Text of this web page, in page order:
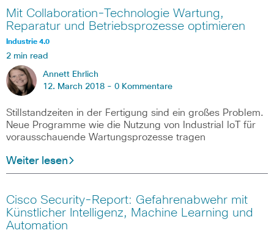
Mit Collaboration-Technologie Wartung,
Reparatur und Betriebsprozesse optimieren
Industrie 4.0
2 min read
Annett Ehrlich
12. March 2018 - 0 Kommentare
Stillstandzeiten in der Fertigung sind ein großes Problem.
Neue Programme wie die Nutzung von Industrial IoT für
vorausschauende Wartungsprozesse tragen
Weiter lesen
Cisco Security-Report: Gefahrenabwehr mit
Künstlicher Intelligenz, Machine Learning und
Automation